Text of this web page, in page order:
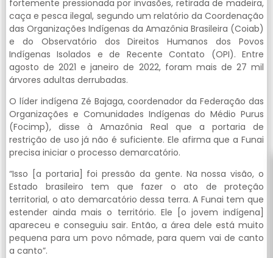
fortemente pressionada por invasões, retirada de madeira,
caça e pesca ilegal, segundo um relatório da Coordenação
das Organizações Indígenas da Amazônia Brasileira (Coiab)
e do Observatório dos Direitos Humanos dos Povos
Indígenas Isolados e de Recente Contato (OPI). Entre
agosto de 2021 e janeiro de 2022, foram mais de 27 mil
árvores adultas derrubadas.
O líder indígena Zé Bajaga, coordenador da Federação das
Organizações e Comunidades Indígenas do Médio Purus
(Focimp), disse à Amazônia Real que a portaria de
restrição de uso já não é suficiente. Ele afirma que a Funai
precisa iniciar o processo demarcatório.
“Isso [a portaria] foi pressão da gente. Na nossa visão, o
Estado brasileiro tem que fazer o ato de proteção
territorial, o ato demarcatório dessa terra. A Funai tem que
estender ainda mais o território. Ele [o jovem indígena]
apareceu e conseguiu sair. Então, a área dele está muito
pequena para um povo nômade, para quem vai de canto
a canto”.